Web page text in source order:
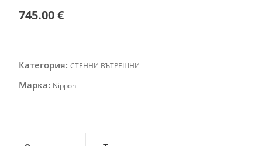
745.00€
Категория: СТЕННИ ВЪТРЕШНИ
Марка: Nippon